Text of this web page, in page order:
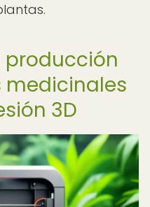
producción
3D